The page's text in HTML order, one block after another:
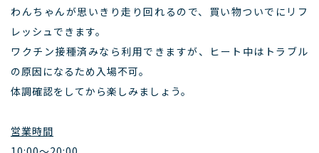
わんちゃんが思いきり走り回れるので、買い物ついでにリフ
レッシュできます。
ワクチン接種済みなら利用できますが、ヒート中はトラブル
の原因になるため入場不可。
体調確認をしてから楽しみましょう。
営業時間